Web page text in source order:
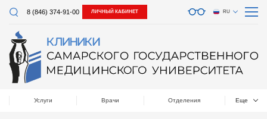
8 (846) 374-91-00 ЛИЧНЫЙ КАБИНЕТ RU
Услуги Врачи Отделения Еще